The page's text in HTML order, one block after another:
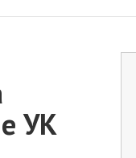
УК